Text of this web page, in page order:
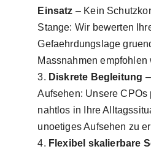
Einsatz – Kein
Stange: Wir bewerten
Gefaehrdungslage
Massnahmen empfohlen
Diskrete Begleitung
Aufsehen: Unsere CPOs
nahtlos in Ihre
unoetiges Aufsehen zu
Flexibel skalierbare